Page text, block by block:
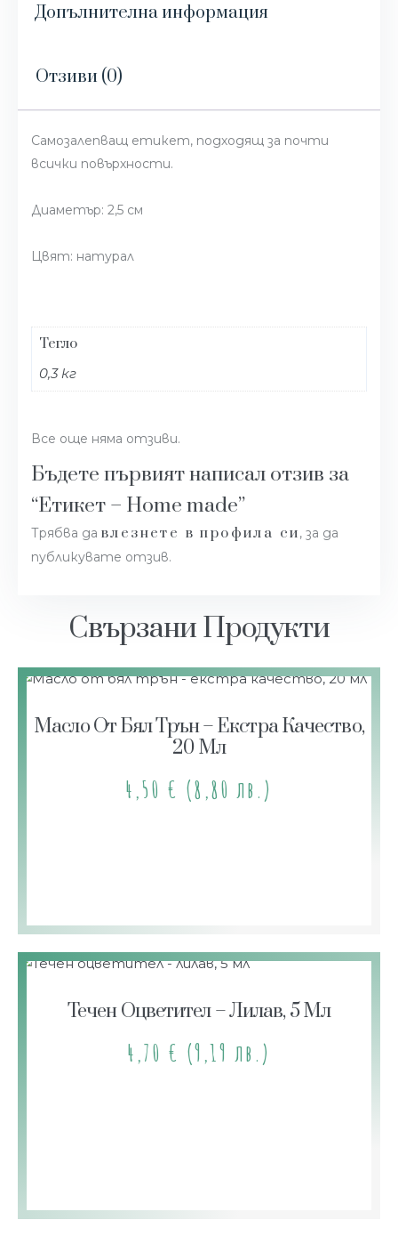
Допълнителна информация
Отзиви (0)
Самозалепващ етикет, подходящ за почти
всички повърхности.
Диаметър: 2,5 см
Цвят: натурал
Тегло
0,3 кг
Все още няма отзиви.
Бъдете първият написал отзив за
“Етикет – Home made”
Трябва да влезнете в профила си, за да
публикувате отзив.
Свързани Продукти
Масло От Бял Трън – Екстра Качество,
20 Мл
4,50 € (8,80 лв.)
Течен Оцветител – Лилав, 5 Мл
4,70 € (9,19 лв.)